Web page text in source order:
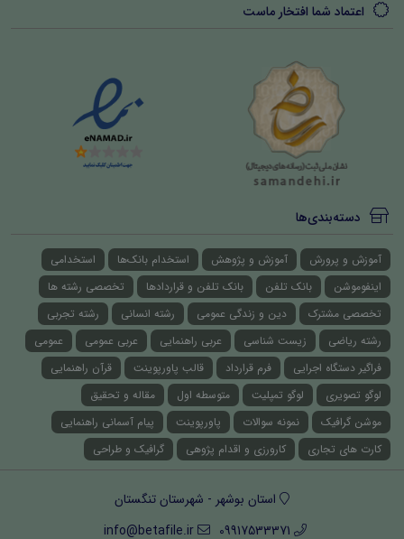
اعتماد شما افتخار ماست
دسته‌بندی‌ها
آموزش و پرورش آموزش و پژوهش استخدام بانک‌ها
استخدامی
اینفوموشن
بانک تلفن بانک تلفن و قراردادها
تخصصی رشته ها
تخصصی مشترک
دین و زندگی عمومی رشته انسانی
رشته تجربی
رشته ریاضی
زیست شناسی عربی راهنمایی عربی عمومی
عمومی
فراگیر دستگاه اجرایی
فرم قرارداد قالب پاورپوینت
قرآن راهنمایی
لوگو تصویری
لوگو تمپلیت متوسطه اول
مقاله و تحقیق
موشن گرافیک
نمونه سوالات پاورپوینت
پیام آسمانی راهنمایی
کارت های تجاری
کارورزی و اقدام پژوهی گرافیک و طراحی
استان بوشهر - شهرستان تنگستان
09917533371
info@betafile.ir